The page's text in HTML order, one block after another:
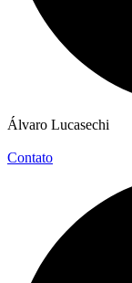
Álvaro Lucasechi
Contato